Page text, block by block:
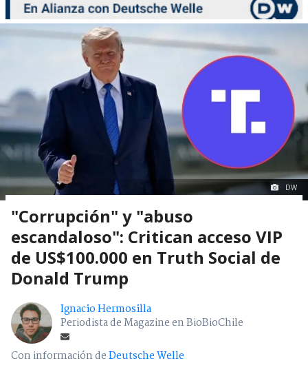
DW
"Corrupción" y "abuso
escandaloso": Critican acceso VIP
de US$100.000 en Truth Social de
Donald Trump
Ignacio Hermosilla
Periodista de Magazine en BioBioChile
Con información deDeutsche Welle